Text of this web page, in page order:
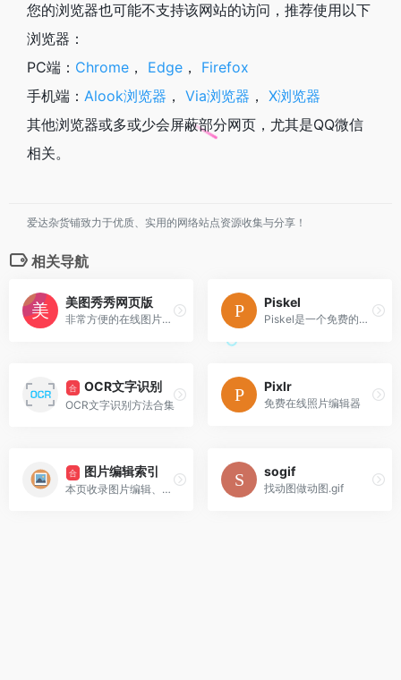
您的浏览器也可能不支持该网站的访问，推荐使用以下
浏览器：
PC端： Chrome ， Edge ， Firefox
手机端： Alook浏览器 ， Via浏览器 ， X浏览器
其他浏览器或多或少会屏蔽部分网页，尤其是QQ微信
相关。
爱达杂货铺致力于优质、实用的网络站点资源收集与分享！
相关导航
美图秀秀网页版
非常方便的在线图片编辑工具
Piskel
Piskel是一个免费的在线编辑器的动画编辑器
合 OCR文字识别
OCR文字识别方法合集
Pixlr
免费在线照片编辑器
合 图片编辑索引
本页收录图片编辑、GIF、截图等相关资源
sogif
找动图做动图.gif